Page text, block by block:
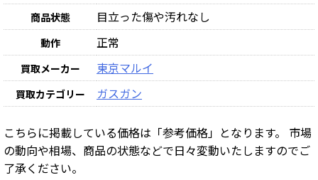
商品状態 目立った傷や汚れなし
動作 正常
買取メーカー 東京マルイ
買取カテゴリー ガスガン
こちらに掲載している価格は「参考価格」となります。 市場
の動向や相場、商品の状態などで日々変動いたしますのでご
了承ください。